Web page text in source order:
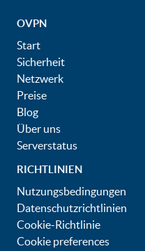
OVPN
Start
Sicherheit
Netzwerk
Preise
Blog
Über uns
Serverstatus
RICHTLINIEN
Nutzungsbedingungen
Datenschutzrichtlinien
Cookie-Richtlinie
Cookie preferences